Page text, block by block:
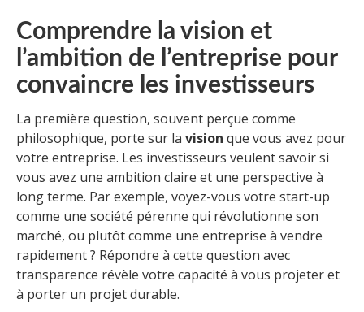
Comprendre la vision et
l’ambition de l’entreprise pour
convaincre les investisseurs
La première question, souvent perçue comme
philosophique, porte sur la vision que vous avez pour
votre entreprise. Les investisseurs veulent savoir si
vous avez une ambition claire et une perspective à
long terme. Par exemple, voyez-vous votre start-up
comme une société pérenne qui révolutionne son
marché, ou plutôt comme une entreprise à vendre
rapidement ? Répondre à cette question avec
transparence révèle votre capacité à vous projeter et
à porter un projet durable.